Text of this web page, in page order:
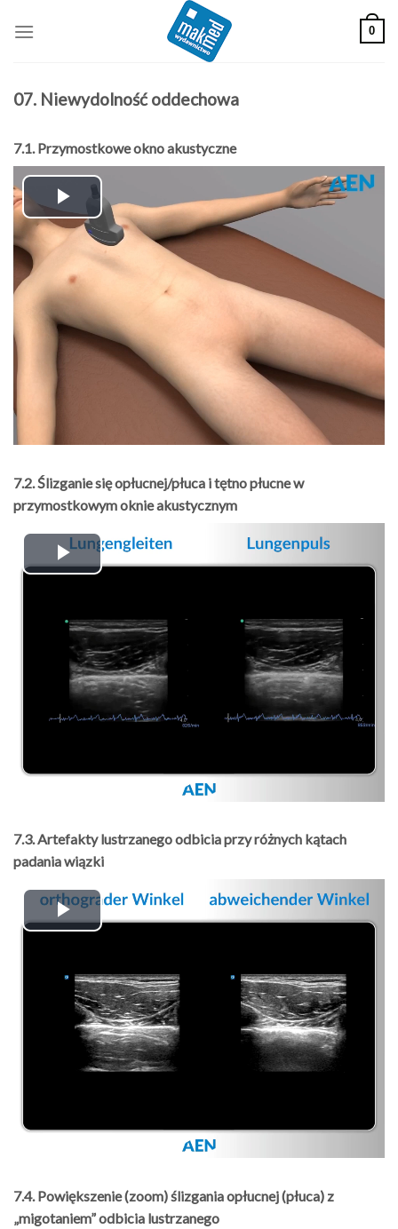
0
07. Niewydolność oddechowa
7.1. Przymostkowe okno akustyczne
Play
Video
7.2. Ślizganie się opłucnej/płuca i tętno płucne w
przymostkowym oknie akustycznym
Play
Video
7.3. Artefakty lustrzanego odbicia przy różnych kątach
padania wiązki
Play
Video
7.4. Powiększenie (zoom) ślizgania opłucnej (płuca) z
„migotaniem” odbicia lustrzanego